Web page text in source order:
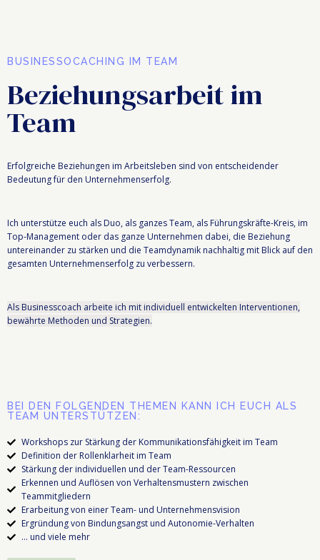
BUSINESSOCACHING IM TEAM
Beziehungsarbeit im
Team
Erfolgreiche Beziehungen im Arbeitsleben sind von entscheidender
Bedeutung für den Unternehmenserfolg.
Ich unterstütze euch als Duo, als ganzes Team, als Führungskräfte-Kreis, im
Top-Management oder das ganze Unternehmen dabei, die Beziehung
untereinander zu stärken und die Teamdynamik nachhaltig mit Blick auf den
gesamten Unternehmenserfolg zu verbessern.
Als Businesscoach arbeite ich mit individuell entwickelten Interventionen,
bewährte Methoden und Strategien.
BEI DEN FOLGENDEN THEMEN KANN ICH EUCH ALS
TEAM UNTERSTÜTZEN:
Workshops zur Stärkung der Kommunikationsfähigkeit im Team
Definition der Rollenklarheit im Team
Stärkung der individuellen und der Team-Ressourcen
Erkennen und Auflösen von Verhaltensmustern zwischen
Teammitgliedern
Erarbeitung von einer Team- und Unternehmensvision
Ergründung von Bindungsangst und Autonomie-Verhalten
... und viele mehr